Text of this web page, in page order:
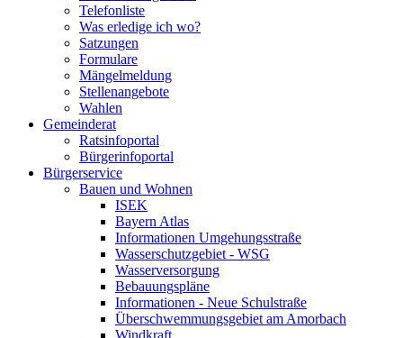
Telefonliste
Was erledige ich wo?
Satzungen
Formulare
Mängelmeldung
Stellenangebote
Wahlen
Gemeinderat
Ratsinfoportal
Bürgerinfoportal
Bürgerservice
Bauen und Wohnen
ISEK
Bayern Atlas
Informationen Umgehungsstraße
Wasserschutzgebiet - WSG
Wasserversorgung
Bebauungspläne
Informationen - Neue Schulstraße
Überschwemmungsgebiet am Amorbach
Windkraft